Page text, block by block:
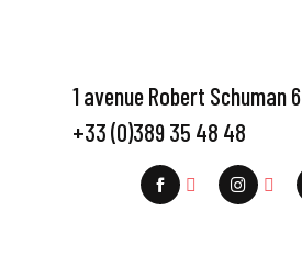
1 avenue Robert Schuman
+33 (0)389 35 48 48